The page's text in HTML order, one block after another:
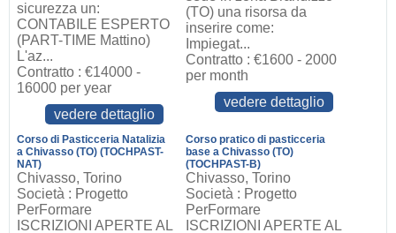
sicurezza un:
CONTABILE ESPERTO
(PART-TIME Mattino)
L'az...
Contratto : €14000 -
16000 per year
vedere dettaglio
(TO) una risorsa da
inserire come:
Impiegat...
Contratto : €1600 - 2000
per month
vedere dettaglio
Corso di Pasticceria Natalizia
a Chivasso (TO) (TOCHPAST-
NAT)
Chivasso, Torino
Società : Progetto
PerFormare
ISCRIZIONI APERTE AL
Corso pratico di pasticceria
base a Chivasso (TO)
(TOCHPAST-B)
Chivasso, Torino
Società : Progetto
PerFormare
ISCRIZIONI APERTE AL